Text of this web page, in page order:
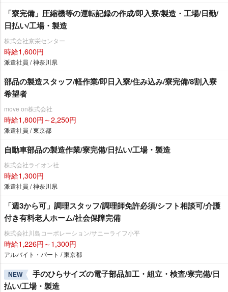
「寮完備」圧縮機等の運転記録の作成/即入寮/製造・工場/日勤/
日払い/工場・製造
株式会社京栄センター
時給1,600円
派遣社員 / 神奈川県
部品の製造スタッフ/軽作業/即日入寮/住み込み/寮完備/8割入寮
希望者
move on株式会社
時給1,800円～2,250円
派遣社員 / 東京都
自動車部品の製造作業/寮完備/日払い/工場・製造
株式会社ライオン社
時給1,300円
派遣社員 / 神奈川県
「週3から可」調理スタッフ/調理師免許必須/シフト相談可/介護
付き有料老人ホーム/社会保障完備
株式会社川島コーポレーション/サニーライフ小平
時給1,226円～1,300円
アルバイト・パート / 東京都
NEW
手のひらサイズの電子部品加工・組立・検査/寮完備/日
払い/工場・製造